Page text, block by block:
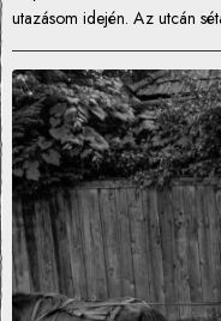
utazásom idején. Az utcán